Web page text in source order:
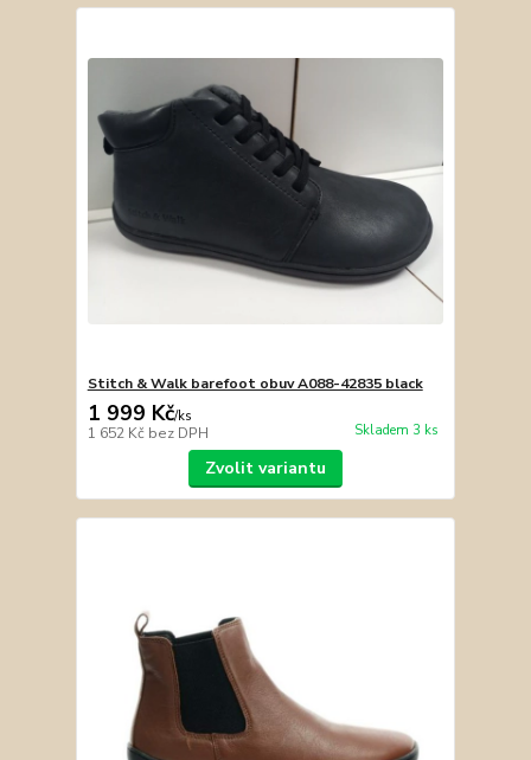
Stitch & Walk barefoot obuv A088-42835 black
1 999 Kč/ks
1 652 Kč bez DPH Skladem 3 ks
Zvolit variantu